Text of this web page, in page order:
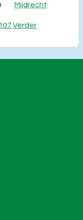
Mijdrecht
107 Verder